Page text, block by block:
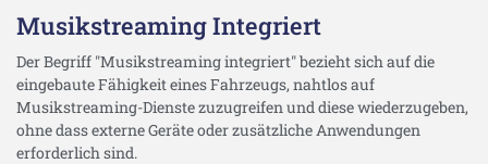
Musikstreaming Integriert
Der Begriff "Musikstreaming integriert" bezieht sich auf die
eingebaute Fähigkeit eines Fahrzeugs, nahtlos auf
Musikstreaming-Dienste zuzugreifen und diese wiederzugeben,
ohne dass externe Geräte oder zusätzliche Anwendungen
erforderlich sind.